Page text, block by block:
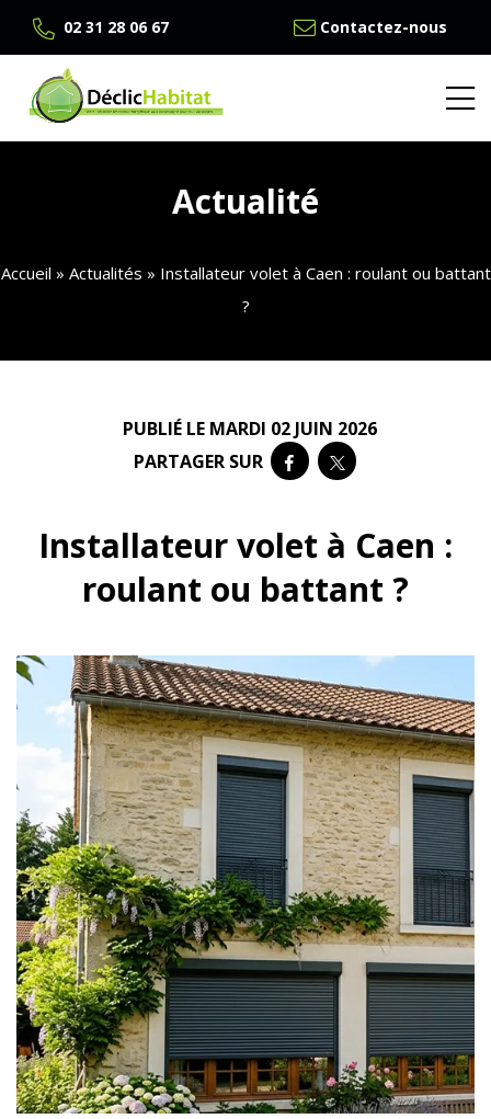
02 31 28 06 67 Contactez-nous
Actualité
Accueil » Actualités » Installateur volet à Caen : roulant ou battant
?
PUBLIÉ LE MARDI 02 JUIN 2026
PARTAGER SUR
Installateur volet à Caen :
roulant ou battant ?